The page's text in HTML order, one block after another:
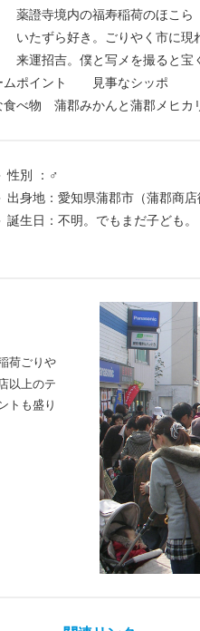
證寺境内の福寿稲荷のほこら
たずら好き。ごりやく市に現
運招吉。僕と写メを撮ると宝
ムポイント 見事なシッポ
食べ物 蒲郡みかんと蒲郡メヒカ
別 ：♂
地：愛知県蒲郡市（蒲郡商店
日：不明。でもまだ子ども。
荷ごりや
以上のテ
トも盛り